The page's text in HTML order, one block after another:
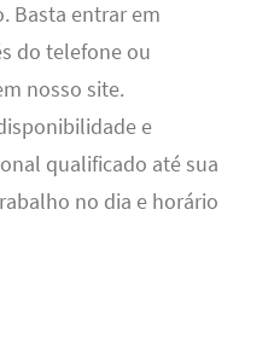
Basta entrar em
do telefone ou
nosso site.
e
qualificado até sua
no dia e horário